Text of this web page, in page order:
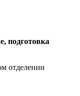
подготовка
отделении